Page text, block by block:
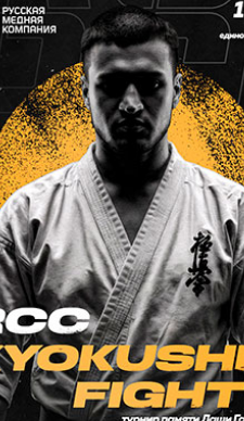
Логин:
Пароль
Войти
Напомнить пароль
Регистрация